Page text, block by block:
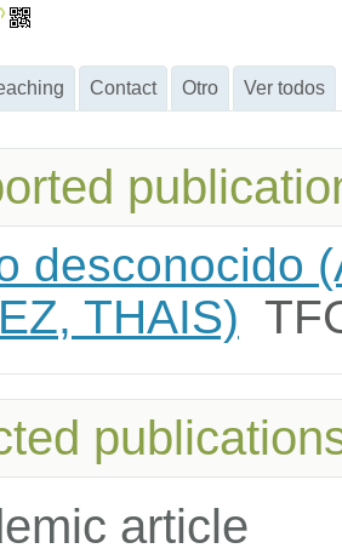
Contact Otro Ver todos
desconocido
THAIS)
article